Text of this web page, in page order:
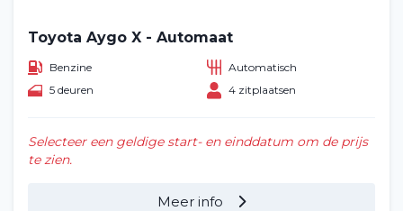
Toyota Aygo X - Automaat
Benzine
Automatisch
5 deuren
4 zitplaatsen
Selecteer een geldige start- en einddatum om de prijs
te zien.
Meer info